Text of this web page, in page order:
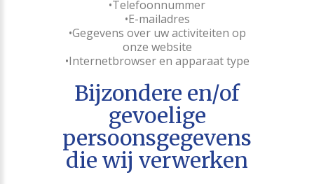
Telefoonnummer
E-mailadres
Gegevens over uw activiteiten op
onze website
Internetbrowser en apparaat type
Bijzondere en/of
gevoelige
persoonsgegevens
die wij verwerken